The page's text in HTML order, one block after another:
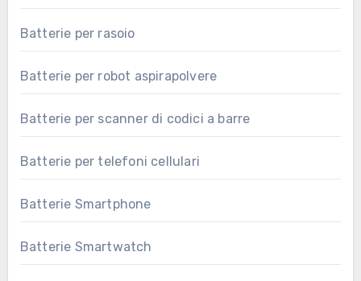
Batterie per rasoio
Batterie per robot aspirapolvere
Batterie per scanner di codici a barre
Batterie per telefoni cellulari
Batterie Smartphone
Batterie Smartwatch